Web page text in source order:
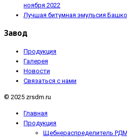
ноября 2022
Лучшая битумная эмульсия
Завод
Продукция
Галерея
Новости
Связаться с нами
© 2025 zrsdm.ru
Главная
Продукция
Щебнераспределитель